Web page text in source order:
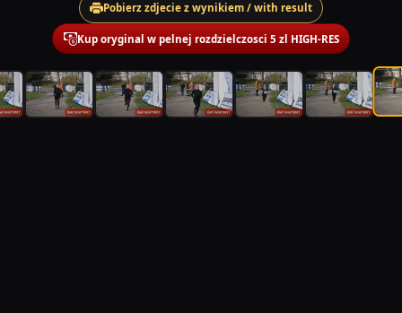
Pobierz zdjecie z wynikiem / with result
Kup oryginal w pelnej rozdzielczosci 5 zl HIGH-RES